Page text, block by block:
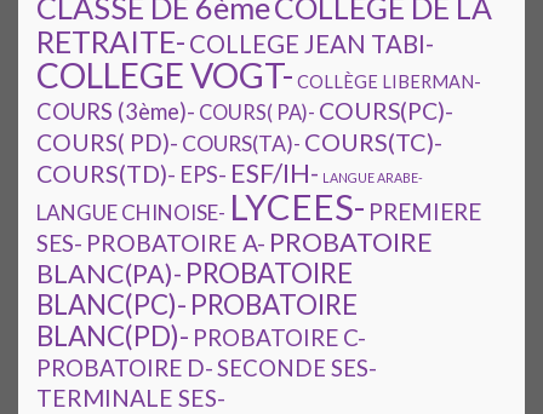
CLASSE DE 6èmeCOLLEGE DE LA
RETRAITE- COLLEGE JEAN TABI-
COLLEGE VOGT- COLLÈGE LIBERMAN-
COURS (3ème)- COURS( PA)- COURS(PC)-
COURS( PD)- COURS(TA)- COURS(TC)-
COURS(TD)- EPS- ESF/IH- LANGUE ARABE-
LANGUE CHINOISE- LYCEES- PREMIERE
SES- PROBATOIRE A- PROBATOIRE
BLANC(PA)- PROBATOIRE
BLANC(PC)- PROBATOIRE
BLANC(PD)- PROBATOIRE C-
PROBATOIRE D-SECONDE SES-
TERMINALE SES-